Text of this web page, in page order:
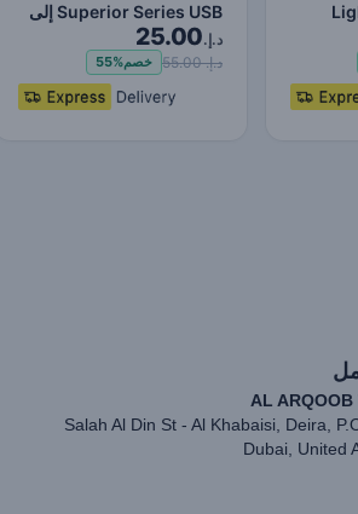
Superior Series USB إلى
Lightning-Fast لنقل البي…
د.إ.25.00
د.إ. 55.00 خصم55%
AL
Salah Al Din St - Al Khabaisi, Deira,
Dubai, United